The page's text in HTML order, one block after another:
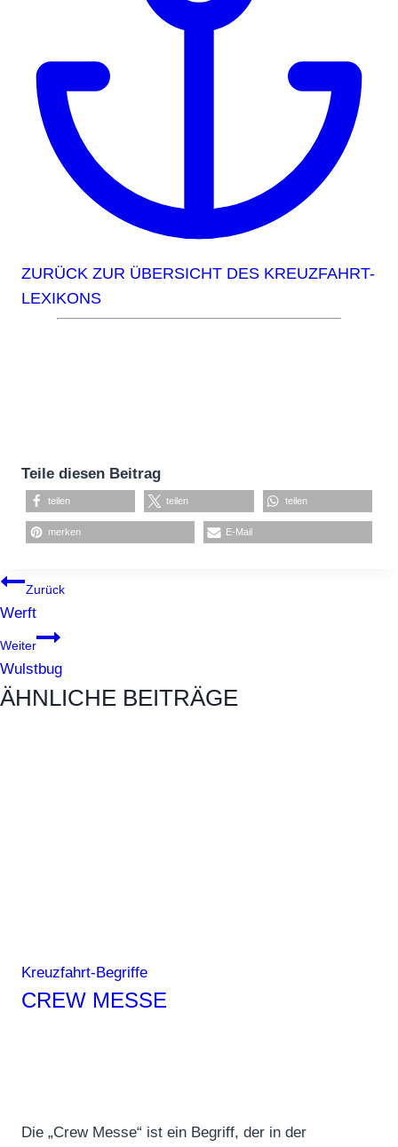
ZURÜCK ZUR ÜBERSICHT DES KREUZFAHRT-
LEXIKONS
Teile diesen Beitrag
teilen teilen teilen
merken E-Mail
BEITRAGSNAVIGATION
Zurück
Werft
Weiter
Wulstbug
ÄHNLICHE BEITRÄGE
Kreuzfahrt-Begriffe
CREW MESSE
Die „Crew Messe“ ist ein Begriff, der in der